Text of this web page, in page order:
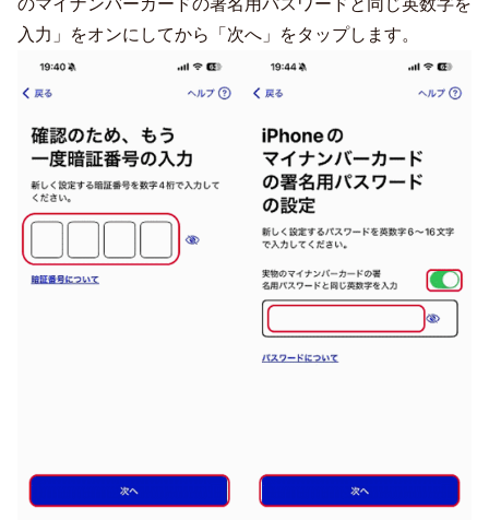
入力」をオンにしてから「次へ」をタップします。